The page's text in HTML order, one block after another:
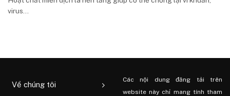
virus...
Về chúng tôi
Các nội dung đăng tải trên
website này chỉ mang tính tham